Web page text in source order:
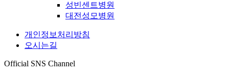
성빈센트병원
대전성모병원
개인정보처리방침
오시는길
Official SNS Channel